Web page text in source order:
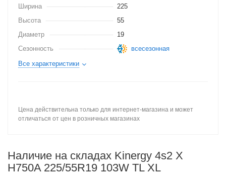
Ширина
225
Высота
55
Диаметр
19
Сезонность
всесезонная
Все характеристики
Цена действительна только для интернет-магазина и может
отличаться от цен в розничных магазинах
Наличие на складах Kinergy 4s2 X
H750A 225/55R19 103W TL XL